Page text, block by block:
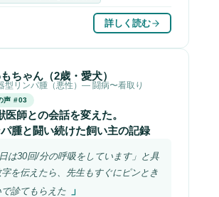
詳しく読む
ちゃん（2歳・愛犬）
型リンパ腫（悪性）— 闘病〜看取り
声 #03
医師との会話を変えた。
腫と闘い続けた飼い主の記録
は30回/分の呼吸をしています」と具
を伝えたら、先生もすぐにピンとき
診てもらえた